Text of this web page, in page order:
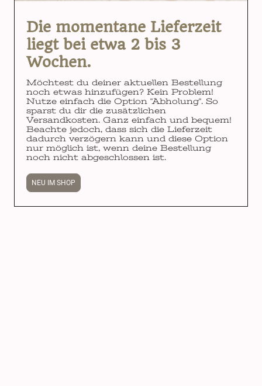
Die momentane Lieferzeit
liegt bei etwa 2 bis 3
Wochen.
Möchtest du deiner aktuellen Bestellung
noch etwas hinzufügen? Kein Problem!
Nutze einfach die Option "Abholung". So
sparst du dir die zusätzlichen
Versandkosten. Ganz einfach und bequem!
Beachte jedoch, dass sich die Lieferzeit
dadurch verzögern kann und diese Option
nur möglich ist, wenn deine Bestellung
noch nicht abgeschlossen ist.
NEU IM SHOP